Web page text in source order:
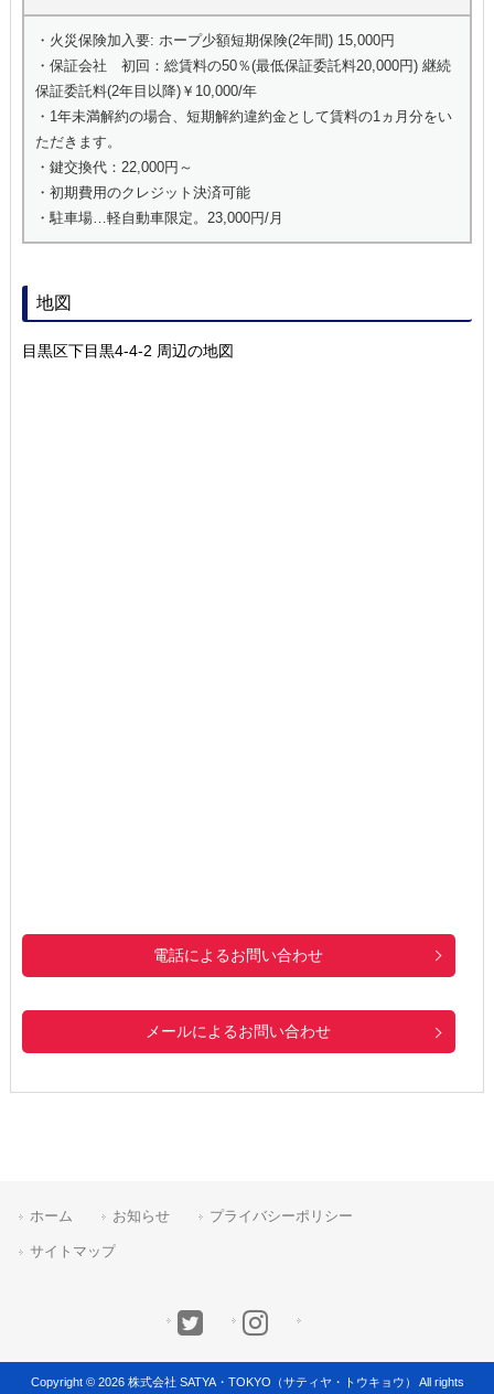
・火災保険加入要: ホープ少額短期保険(2年間) 15,000円
・保証会社 初回：総賃料の50％(最低保証委託料20,000円) 継続
保証委託料(2年目以降)￥10,000/年
・1年未満解約の場合、短期解約違約金として賃料の1ヵ月分をい
ただきます。
・鍵交換代：22,000円～
・初期費用のクレジット決済可能
・駐車場…軽自動車限定。23,000円/月
地図
目黒区下目黒4-4-2 周辺の地図
電話によるお問い合わせ
メールによるお問い合わせ
ホーム お知らせ プライバシーポリシー
サイトマップ
Copyright © 2026 株式会社 SATYA・TOKYO（サティヤ・トウキョウ） All rights